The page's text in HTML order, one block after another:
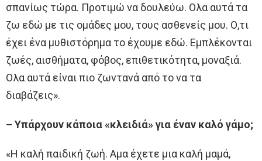
σπανίως τώρα. Προτιμώ να δουλεύω. Ολα αυτά τα
ζω εδώ με τις ομάδες μου, τους ασθενείς μου. Ο,τι
έχει ένα μυθιστόρημα το έχουμε εδώ. Εμπλέκονται
ζωές, αισθήματα, φόβος, επιθετικότητα, μοναξιά.
Ολα αυτά είναι πιο ζωντανά από το να τα
διαβάζεις».
– Υπάρχουν κάποια «κλειδιά» για έναν καλό γάμο;
«Η καλή παιδική ζωή. Αμα έχετε μια καλή μαμά,